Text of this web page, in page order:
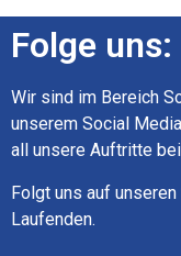
Folge uns:
Wir sind im Bereich
unserem Social
all unsere Auftritte
Folgt uns auf
Laufenden.